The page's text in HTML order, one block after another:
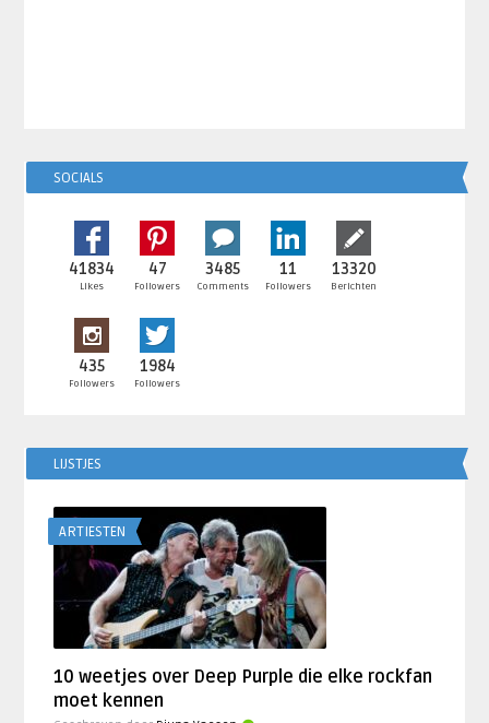
SOCIALS
41834
Likes
47
Followers
3485
Comments
11
Followers
13320
Berichten
435
Followers
1984
Followers
LIJSTJES
ARTIESTEN
10 weetjes over Deep Purple die elke rockfan
moet kennen